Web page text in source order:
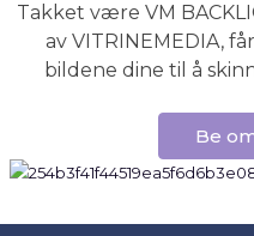
Takket være VM
av VITRINEMEDIA,
bildene dine til å
Be